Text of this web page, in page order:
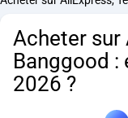
Acheter sur
Banggood :
2026 ?